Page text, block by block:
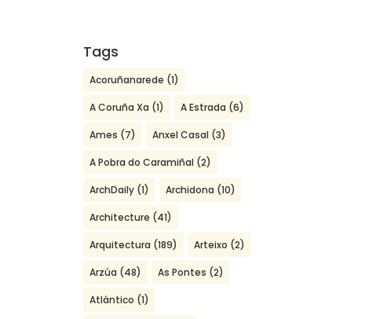
Tags
Acoruñanarede (1)
A Coruña Xa (1) A Estrada (6)
Ames (7) Anxel Casal (3)
A Pobra do Caramiñal (2)
ArchDaily (1) Archidona (10)
Architecture (41)
Arquitectura (189) Arteixo (2)
Arzúa (48) As Pontes (2)
Atlántico (1)